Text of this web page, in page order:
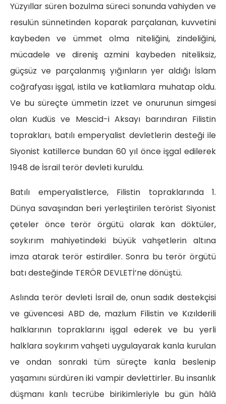
Yüzyıllar süren bozulma süreci sonunda vahiyden ve
resulün sünnetinden koparak parçalanan, kuvvetini
kaybeden ve ümmet olma niteliğini, zindeliğini,
mücadele ve direniş azmini kaybeden niteliksiz,
güçsüz ve parçalanmış yığınların yer aldığı İslam
coğrafyası işgal, istila ve katliamlara muhatap oldu.
Ve bu süreçte ümmetin izzet ve onurunun simgesi
olan Kudüs ve Mescid-i Aksayı barındıran Filistin
toprakları, batılı emperyalist devletlerin desteği ile
Siyonist katillerce bundan 60 yıl önce işgal edilerek
1948 de İsrail terör devleti kuruldu.
Batılı emperyalistlerce, Filistin topraklarında 1.
Dünya savaşından beri yerleştirilen terörist Siyonist
çeteler önce terör örgütü olarak kan döktüler,
soykırım mahiyetindeki büyük vahşetlerin altına
imza atarak terör estirdiler. Sonra bu terör örgütü
batı desteğinde TERÖR DEVLETİ’ne dönüştü.
Aslında terör devleti İsrail de, onun sadık destekçisi
ve güvencesi ABD de, mazlum Filistin ve Kızılderili
halklarının topraklarını işgal ederek ve bu yerli
halklara soykırım vahşeti uygulayarak kanla kurulan
ve ondan sonraki tüm süreçte kanla beslenip
yaşamını sürdüren iki vampir devlettirler. Bu insanlık
düşmanı kanlı tecrübe birikimleriyle bu gün hâlâ